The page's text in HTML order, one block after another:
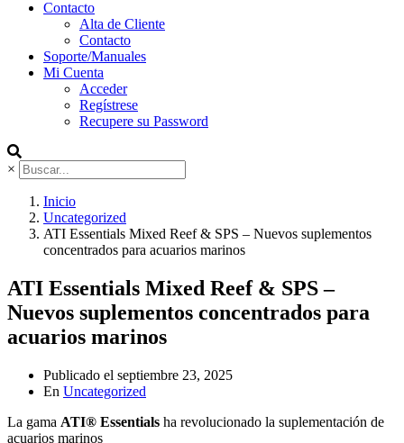
Contacto
Alta de Cliente
Contacto
Soporte/Manuales
Mi Cuenta
Acceder
Regístrese
Recupere su Password
×
Inicio
Uncategorized
ATI Essentials Mixed Reef & SPS – Nuevos suplementos
concentrados para acuarios marinos
ATI Essentials Mixed Reef & SPS –
Nuevos suplementos concentrados para
acuarios marinos
Publicado el septiembre 23, 2025
En Uncategorized
La gama ATI® Essentials ha revolucionado la suplementación de
acuarios marinos